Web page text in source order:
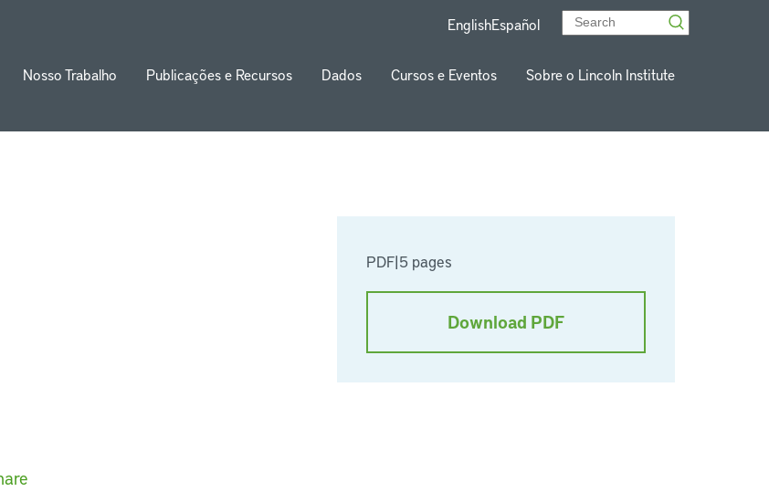
EnglishEspañol
Nosso Trabalho Publicações e Recursos Dados Cursos e Eventos Sobre o Lincoln Institute
PDF|5 pages
Download PDF